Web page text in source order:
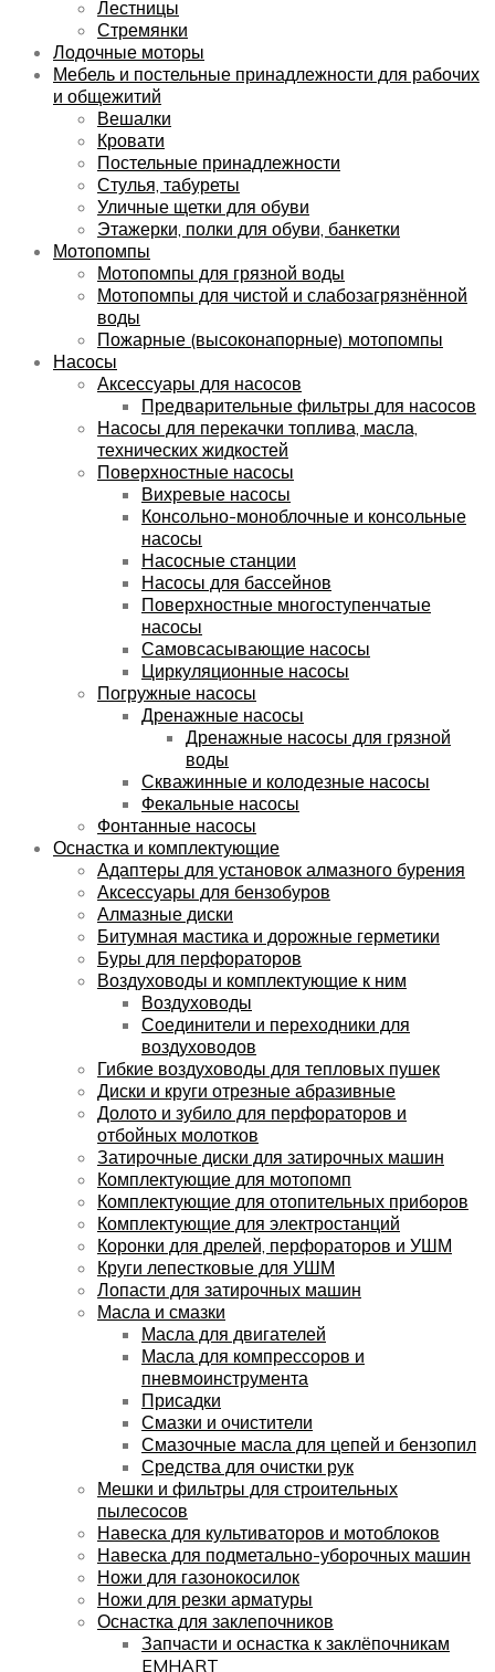
Лестницы
Стремянки
Лодочные моторы
Мебель и постельные принадлежности для рабочих
и общежитий
Вешалки
Кровати
Постельные принадлежности
Стулья, табуреты
Уличные щетки для обуви
Этажерки, полки для обуви, банкетки
Мотопомпы
Мотопомпы для грязной воды
Мотопомпы для чистой и слабозагрязнённой
воды
Пожарные (высоконапорные) мотопомпы
Насосы
Аксессуары для насосов
Предварительные фильтры для насосов
Насосы для перекачки топлива, масла,
технических жидкостей
Поверхностные насосы
Вихревые насосы
Консольно-моноблочные и консольные
насосы
Насосные станции
Насосы для бассейнов
Поверхностные многоступенчатые
насосы
Самовсасывающие насосы
Циркуляционные насосы
Погружные насосы
Дренажные насосы
Дренажные насосы для грязной
воды
Скважинные и колодезные насосы
Фекальные насосы
Фонтанные насосы
Оснастка и комплектующие
Адаптеры для установок алмазного бурения
Аксессуары для бензобуров
Алмазные диски
Битумная мастика и дорожные герметики
Буры для перфораторов
Воздуховоды и комплектующие к ним
Воздуховоды
Соединители и переходники для
воздуховодов
Гибкие воздуховоды для тепловых пушек
Диски и круги отрезные абразивные
Долото и зубило для перфораторов и
отбойных молотков
Затирочные диски для затирочных машин
Комплектующие для мотопомп
Комплектующие для отопительных приборов
Комплектующие для электростанций
Коронки для дрелей, перфораторов и УШМ
Круги лепестковые для УШМ
Лопасти для затирочных машин
Масла и смазки
Масла для двигателей
Масла для компрессоров и
пневмоинструмента
Присадки
Смазки и очистители
Смазочные масла для цепей и бензопил
Средства для очистки рук
Мешки и фильтры для строительных
пылесосов
Навеска для культиваторов и мотоблоков
Навеска для подметально-уборочных машин
Ножи для газонокосилок
Ножи для резки арматуры
Оснастка для заклепочников
Запчасти и оснастка к заклёпочникам
EMHART